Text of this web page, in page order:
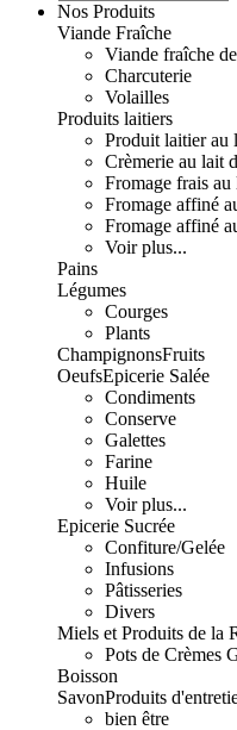
Nos Produits
Viande Fraîche
Viande fraîche
Charcuterie
Volailles
Produits laitiers
Produit laitier au
Crèmerie au lait
Fromage frais au
Fromage affiné
Fromage affiné
Voir plus...
Pains
Légumes
Courges
Plants
ChampignonsFruits
OeufsEpicerie Salée
Condiments
Conserve
Galettes
Farine
Huile
Voir plus...
Epicerie Sucrée
Confiture/Gelée
Infusions
Pâtisseries
Divers
Miels et Produits de la
Pots de Crèmes
Boisson
SavonProduits
bien être